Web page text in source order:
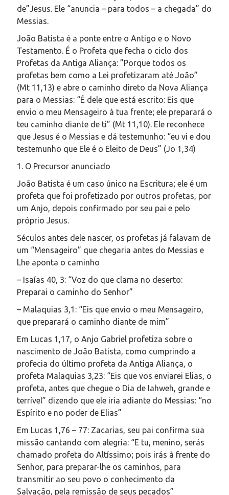
de”Jesus. Ele “anuncia – para todos – a chegada” do
Messias.
João Batista é a ponte entre o Antigo e o Novo
Testamento. É o Profeta que fecha o ciclo dos
Profetas da Antiga Aliança: ”Porque todos os
profetas bem como a Lei profetizaram até João”
(Mt 11,13) e abre o caminho direto da Nova Aliança
para o Messias: “É dele que está escrito: Eis que
envio o meu Mensageiro à tua frente; ele preparará o
teu caminho diante de ti” (Mt 11,10). Ele reconhece
que Jesus é o Messias e dá testemunho: “eu vi e dou
testemunho que Ele é o Eleito de Deus” (Jo 1,34)
1. O Precursor anunciado
João Batista é um caso único na Escritura; ele é um
profeta que foi profetizado por outros profetas, por
um Anjo, depois confirmado por seu pai e pelo
próprio Jesus.
Séculos antes dele nascer, os profetas já falavam de
um “Mensageiro” que chegaria antes do Messias e
Lhe aponta o caminho
– Isaías 40, 3: “Voz do que clama no deserto:
Preparai o caminho do Senhor”
– Malaquias 3,1: “Eis que envio o meu Mensageiro,
que preparará o caminho diante de mim”
Em Lucas 1,17, o Anjo Gabriel profetiza sobre o
nascimento de João Batista, como cumprindo a
profecia do último profeta da Antiga Aliança, o
profeta Malaquias 3,23: “Eis que vos enviarei Elias, o
profeta, antes que chegue o Dia de Iahweh, grande e
terrível” dizendo que ele iria adiante do Messias: “no
Espírito e no poder de Elias”
Em Lucas 1,76 – 77: Zacarias, seu pai confirma sua
missão cantando com alegria: “E tu, menino, serás
chamado profeta do Altíssimo; pois irás à frente do
Senhor, para preparar-lhe os caminhos, para
transmitir ao seu povo o conhecimento da
Salvação, pela remissão de seus pecados”